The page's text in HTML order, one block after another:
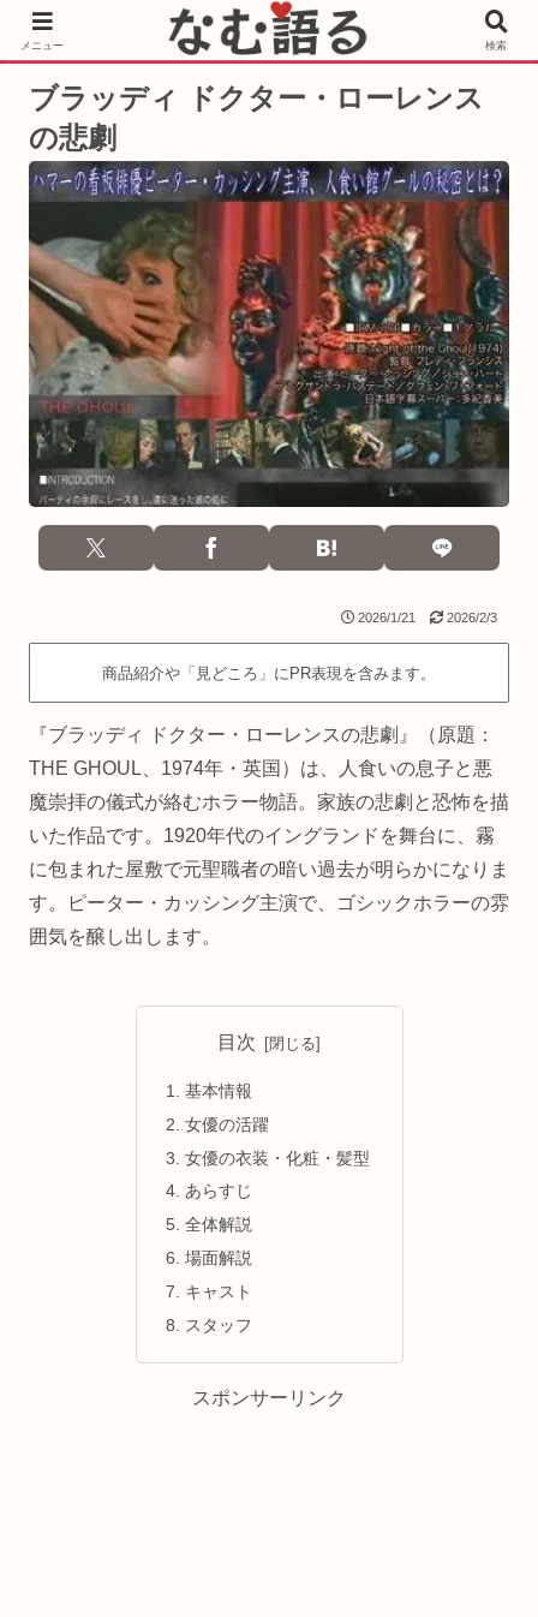
［PR］Prime Video もっと観るならサブスクリプション
ブラッディ ドクター・ローレンス
の悲劇
2026/1/21 2026/2/3
商品紹介や「見どころ」にPR表現を含みます。
『ブラッディ ドクター・ローレンスの悲劇』（原題：
THE GHOUL、1974年・英国）は、人食いの息子と悪
魔崇拝の儀式が絡むホラー物語。家族の悲劇と恐怖を描
いた作品です。1920年代のイングランドを舞台に、霧
に包まれた屋敷で元聖職者の暗い過去が明らかになりま
す。ピーター・カッシング主演で、ゴシックホラーの雰
囲気を醸し出します。
目次
基本情報
女優の活躍
女優の衣装・化粧・髪型
あらすじ
全体解説
場面解説
キャスト
スタッフ
スポンサーリンク
メニュー 検索